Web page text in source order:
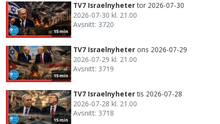
15 min
TV7 Israelnyheter tor 2026-07-30
2026-07-30 kl. 21.00
Avsnitt: 3720
15 min
TV7 Israelnyheter ons 2026-07-29
2026-07-29 kl. 21.00
Avsnitt: 3719
15 min
TV7 Israelnyheter tis 2026-07-28
2026-07-28 kl. 21.00
Avsnitt: 3718